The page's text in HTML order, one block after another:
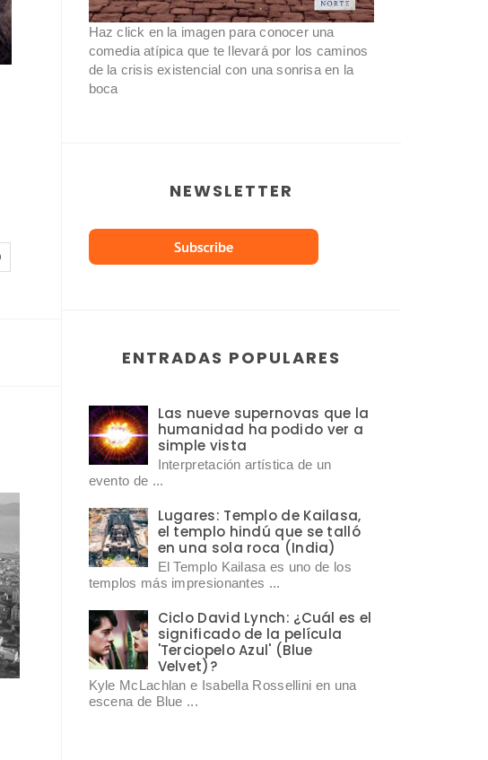
Haz click en la imagen para conocer una
comedia atípica que te llevará por los caminos
de la crisis existencial con una sonrisa en la
boca
NEWSLETTER
ENTRADAS POPULARES
Las nueve supernovas que la
humanidad ha podido ver a
simple vista
Interpretación artística de un
evento de ...
Lugares: Templo de Kailasa,
el templo hindú que se talló
en una sola roca (India)
El Templo Kailasa es uno de los
templos más impresionantes ...
Ciclo David Lynch: ¿Cuál es el
significado de la película
'Terciopelo Azul' (Blue
Velvet)?
Kyle McLachlan e Isabella Rossellini en una
escena de Blue ...